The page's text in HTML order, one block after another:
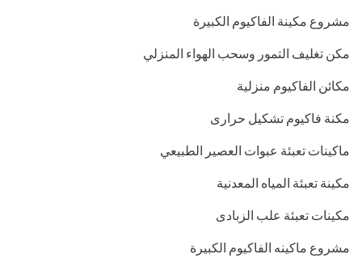
مشروع مكينة الفاكيوم الكبيرة
مكن تغليف التمور وسحب الهواء المنزلي
مكائن الفاكيوم منزلية
مكنة فاكيوم تشكيل حرارى
ماكينات تعبئة عبوات العصير الطبيعي
مكينة تعبئة المياه المعدنية
مكينات تعبئة علب الزبادى
مشروع ماكينه الفاكيوم الكبيرة